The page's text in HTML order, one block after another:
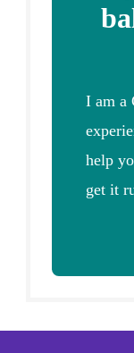
I am a
help
get it